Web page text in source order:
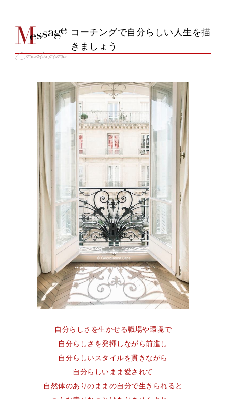
コーチングで自分らしい人生を描
きましょう
自分らしさを生かせる職場や環境で
自分らしさを発揮しながら前進し
自分らしいスタイルを貫きながら
自分らしいまま愛されて
自然体のありのままの自分で生きられると